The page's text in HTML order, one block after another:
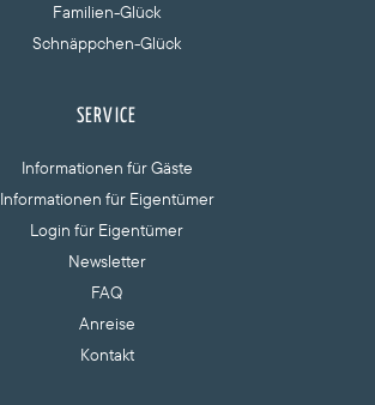
Familien-Glück
Schnäppchen-Glück
SERVICE
Informationen für Gäste
Informationen für Eigentümer
Login für Eigentümer
Newsletter
FAQ
Anreise
Kontakt